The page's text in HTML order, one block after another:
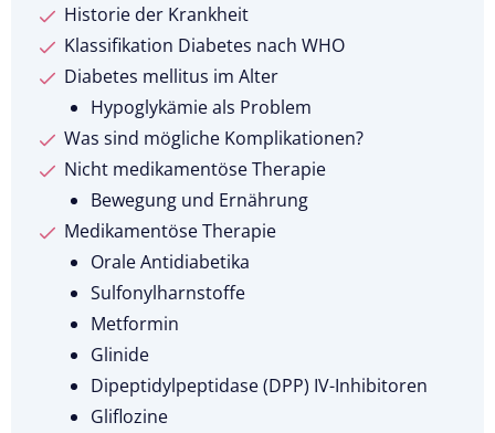
Historie der Krankheit
Klassifikation Diabetes nach WHO
Diabetes mellitus im Alter
Hypoglykämie als Problem
Was sind mögliche Komplikationen?
Nicht medikamentöse Therapie
Bewegung und Ernährung
Medikamentöse Therapie
Orale Antidiabetika
Sulfonylharnstoffe
Metformin
Glinide
Dipeptidylpeptidase (DPP) IV-Inhibitoren
Gliflozine